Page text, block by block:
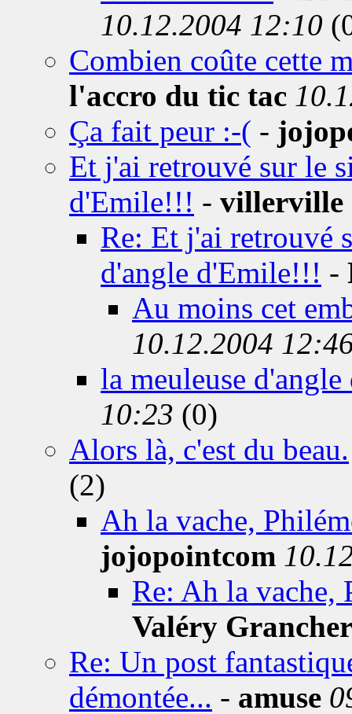
10.12.2004 12:10
Combien coûte cette
l'accro du tic tac
Ça fait peur :-( -
Et j'ai retrouvé sur le
d'Emile!!! - villerville
Re: Et j'ai retrouvé
d'angle d'Emile!!! -
Au moins cet
10.12.2004
la meuleuse
10:23 (0)
Alors là, c'est du beau.
(2)
Ah la vache,
jojopointcom
Re: Ah la vache,
Valéry Grancher
Re: Un post
démontée... - amuse